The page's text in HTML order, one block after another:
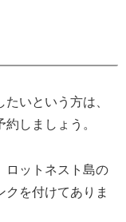
いという方は、
しましょう。
ロットネスト島の
を付けてありま